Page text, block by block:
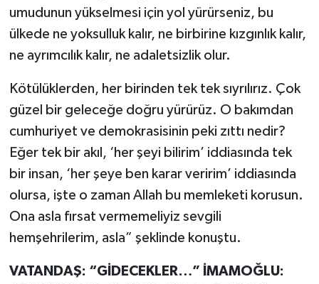
umudunun yükselmesi için yol yürürseniz, bu
ülkede ne yoksulluk kalır, ne birbirine kızgınlık kalır,
ne ayrımcılık kalır, ne adaletsizlik olur.
Kötülüklerden, her birinden tek tek sıyrılırız. Çok
güzel bir geleceğe doğru yürürüz. O bakımdan
cumhuriyet ve demokrasisinin peki zıttı nedir?
Eğer tek bir akıl, ‘her şeyi bilirim’ iddiasında tek
bir insan, ‘her şeye ben karar veririm’ iddiasında
olursa, işte o zaman Allah bu memleketi korusun.
Ona asla fırsat vermemeliyiz sevgili
hemşehrilerim, asla” şeklinde konuştu.
VATANDAŞ: “GİDECEKLER…” İMAMOĞLU: